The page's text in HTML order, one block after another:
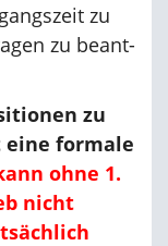
zu
zu be­ant­
zu
eine formale
ohne 1.
nicht